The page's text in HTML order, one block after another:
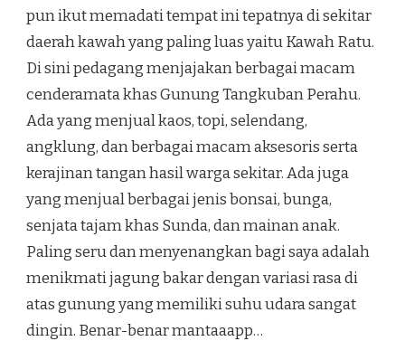
pun ikut memadati tempat ini tepatnya di sekitar
daerah kawah yang paling luas yaitu Kawah Ratu.
Di sini pedagang menjajakan berbagai macam
cenderamata khas Gunung Tangkuban Perahu.
Ada yang menjual kaos, topi, selendang,
angklung, dan berbagai macam aksesoris serta
kerajinan tangan hasil warga sekitar. Ada juga
yang menjual berbagai jenis bonsai, bunga,
senjata tajam khas Sunda, dan mainan anak.
Paling seru dan menyenangkan bagi saya adalah
menikmati jagung bakar dengan variasi rasa di
atas gunung yang memiliki suhu udara sangat
dingin. Benar-benar mantaaapp…